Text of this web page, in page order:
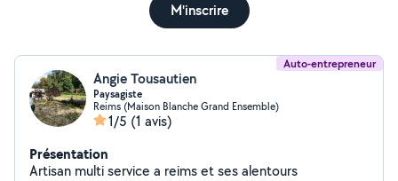
M'inscrire
Auto-entrepreneur
Angie Tousautien
Paysagiste
Reims (Maison Blanche Grand Ensemble)
1/5 (1 avis)
Présentation
Artisan multi service a reims et ses alentours